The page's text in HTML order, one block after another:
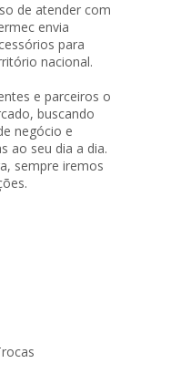
de atender com
envia
para
nacional.
e parceiros o
buscando
negócio e
ao seu dia a dia.
sempre iremos